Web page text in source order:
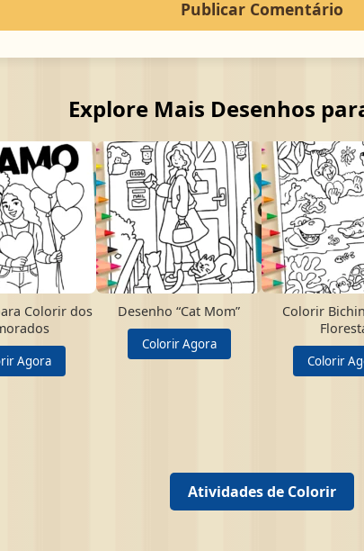
Explore Mais Desenhos
Colorir dos
Agora
Desenho “Cat Mom”
Colorir Agora
Colorir
Colorir
Atividades de Colorir